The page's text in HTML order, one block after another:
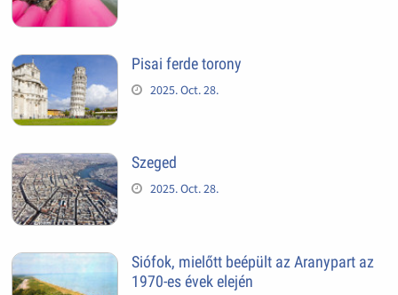
Pisai ferde torony
2025. Oct. 28.
Szeged
2025. Oct. 28.
Siófok, mielőtt beépült az Aranypart az
1970-es évek elején